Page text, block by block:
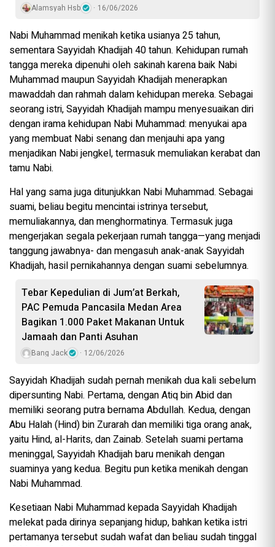
Alamsyah Hsb 16/06/2026
Nabi Muhammad menikah ketika usianya 25 tahun,
sementara Sayyidah Khadijah 40 tahun. Kehidupan rumah
tangga mereka dipenuhi oleh sakinah karena baik Nabi
Muhammad maupun Sayyidah Khadijah menerapkan
mawaddah dan rahmah dalam kehidupan mereka. Sebagai
seorang istri, Sayyidah Khadijah mampu menyesuaikan diri
dengan irama kehidupan Nabi Muhammad: menyukai apa
yang membuat Nabi senang dan menjauhi apa yang
menjadikan Nabi jengkel, termasuk memuliakan kerabat dan
tamu Nabi.
Hal yang sama juga ditunjukkan Nabi Muhammad. Sebagai
suami, beliau begitu mencintai istrinya tersebut,
memuliakannya, dan menghormatinya. Termasuk juga
mengerjakan segala pekerjaan rumah tangga—yang menjadi
tanggung jawabnya- dan mengasuh anak-anak Sayyidah
Khadijah, hasil pernikahannya dengan suami sebelumnya.
Tebar Kepedulian di Jum’at Berkah,
PAC Pemuda Pancasila Medan Area
Bagikan 1.000 Paket Makanan Untuk
Jamaah dan Panti Asuhan
Bang Jack 12/06/2026
Sayyidah Khadijah sudah pernah menikah dua kali sebelum
dipersunting Nabi. Pertama, dengan Atiq bin Abid dan
memiliki seorang putra bernama Abdullah. Kedua, dengan
Abu Halah (Hind) bin Zurarah dan memiliki tiga orang anak,
yaitu Hind, al-Harits, dan Zainab. Setelah suami pertama
meninggal, Sayyidah Khadijah baru menikah dengan
suaminya yang kedua. Begitu pun ketika menikah dengan
Nabi Muhammad.
Kesetiaan Nabi Muhammad kepada Sayyidah Khadijah
melekat pada dirinya sepanjang hidup, bahkan ketika istri
pertamanya tersebut sudah wafat dan beliau sudah tinggal